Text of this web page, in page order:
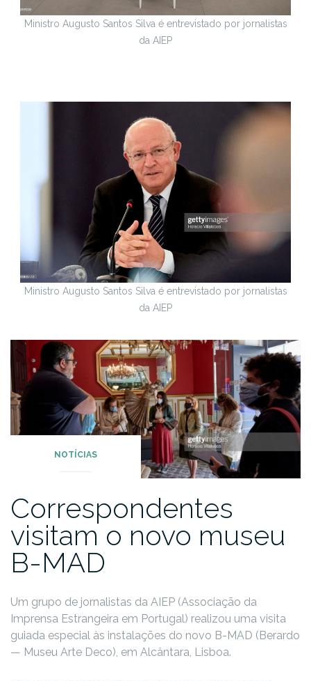
Ministro Augusto Santos Silva é entrevistado por jornalistas
da AIEP
Ministro Augusto Santos Silva é entrevistado por jornalistas
da AIEP
NOTÍCIAS
Correspondentes
visitam o novo museu
B-MAD
Um grupo de jornalistas da AIEP (Associação da
Imprensa Estrangeira em Portugal) realizou uma visita
guiada especial às instalações do novo B-MAD (Berardo
— Museu Arte Deco), em Alcântara, Lisboa.